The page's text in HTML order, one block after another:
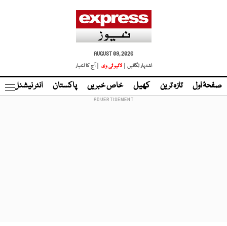
AUGUST 09, 2026
اشتہار لگائیں |
لائیو ٹی وی | آج کا اخبار
صفحۂ اول تازہ ترین کھیل خاص خبریں پاکستان انٹر نیشنل